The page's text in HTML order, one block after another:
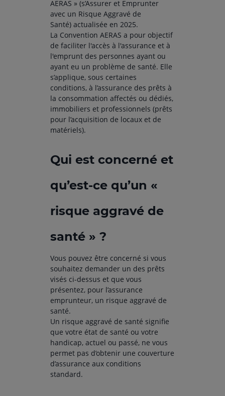
AERAS » (s’Assurer et Emprunter
avec un Risque Aggravé de
Santé) actualisée en 2025.
La Convention AERAS a pour objectif
de faciliter l'accès à l'assurance et à
l'emprunt des personnes ayant ou
ayant eu un problème de santé. Elle
s’applique, sous certaines
conditions, à l’assurance des prêts à
la consommation affectés ou dédiés,
immobiliers et professionnels (prêts
pour l’acquisition de locaux et de
matériels).
Qui est concerné et
qu’est-ce qu’un «
risque aggravé de
santé » ?
Vous pouvez être concerné si vous
souhaitez demander un des prêts
visés ci-dessus et que vous
présentez, pour l’assurance
emprunteur, un risque aggravé de
santé.
Un risque aggravé de santé signifie
que votre état de santé ou votre
handicap, actuel ou passé, ne vous
permet pas d’obtenir une couverture
d’assurance aux conditions
standard.